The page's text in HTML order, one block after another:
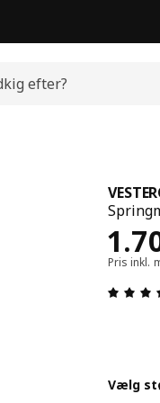
Pris
Pris inkl.
Vælg